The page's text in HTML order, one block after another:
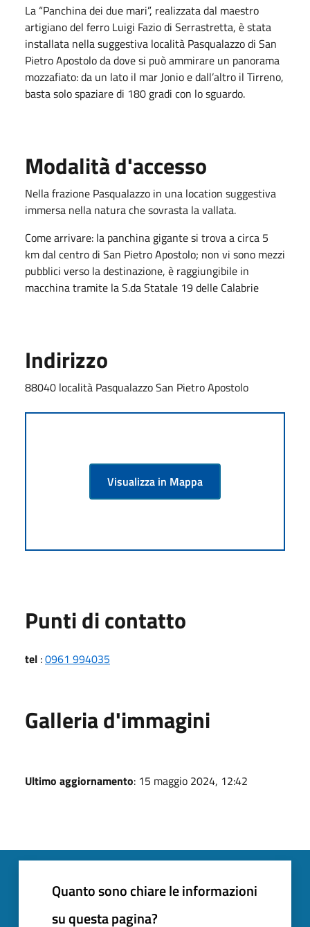
La “Panchina dei due mari”, realizzata dal maestro
artigiano del ferro Luigi Fazio di Serrastretta, è stata
installata nella suggestiva località Pasqualazzo di San
Pietro Apostolo da dove si può ammirare un panorama
mozzafiato: da un lato il mar Jonio e dall’altro il Tirreno,
basta solo spaziare di 180 gradi con lo sguardo.
Modalità d'accesso
Nella frazione Pasqualazzo in una location suggestiva
immersa nella natura che sovrasta la vallata.
Come arrivare: la panchina gigante si trova a circa 5
km dal centro di San Pietro Apostolo; non vi sono mezzi
pubblici verso la destinazione, è raggiungibile in
macchina tramite la S.da Statale 19 delle Calabrie
Indirizzo
88040 località Pasqualazzo San Pietro Apostolo
Visualizza in Mappa
Punti di contatto
tel :0961 994035
Galleria d'immagini
Ultimo aggiornamento: 15 maggio 2024, 12:42
Quanto sono chiare le informazioni
su questa pagina?